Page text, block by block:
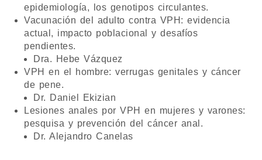
epidemiología, los genotipos circulantes.
Vacunación del adulto contra VPH: evidencia
actual, impacto poblacional y desafíos
pendientes.
Dra. Hebe Vázquez
VPH en el hombre: verrugas genitales y cáncer
de pene.
Dr. Daniel Ekizian
Lesiones anales por VPH en mujeres y varones:
pesquisa y prevención del cáncer anal.
Dr. Alejandro Canelas